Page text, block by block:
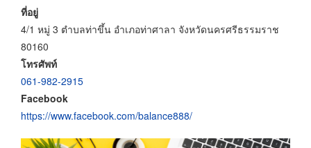
ที่อยู่
4/1 หมู่ 3 ตำบลท่าขึ้น อำเภอท่าศาลา จังหวัดนครศรีธรรมราช
80160
โทรศัพท์
061-982-2915
Facebook
https://www.facebook.com/balance888/